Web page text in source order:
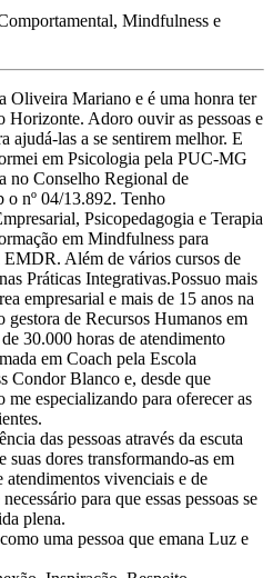
Mindfulness e
Mariano e é uma honra ter
Adoro ouvir as pessoas e
ajudá-las a se sentirem melhor. E
em Psicologia pela PUC-MG
no Conselho Regional de
o nº 04/13.892. Tenho
Psicopedagogia e Terapia
em Mindfulness para
Além de vários cursos de
Práticas Integrativas.Possuo mais
empresarial e mais de 15 anos na
gestora de Recursos Humanos em
30.000 horas de atendimento
em Coach pela Escola
Condor Blanco e, desde que
especializando para oferecer as
das pessoas através da escuta
suas dores transformando-as em
atendimentos vivenciais e de
para que essas pessoas se
plena.
uma pessoa que emana Luz e